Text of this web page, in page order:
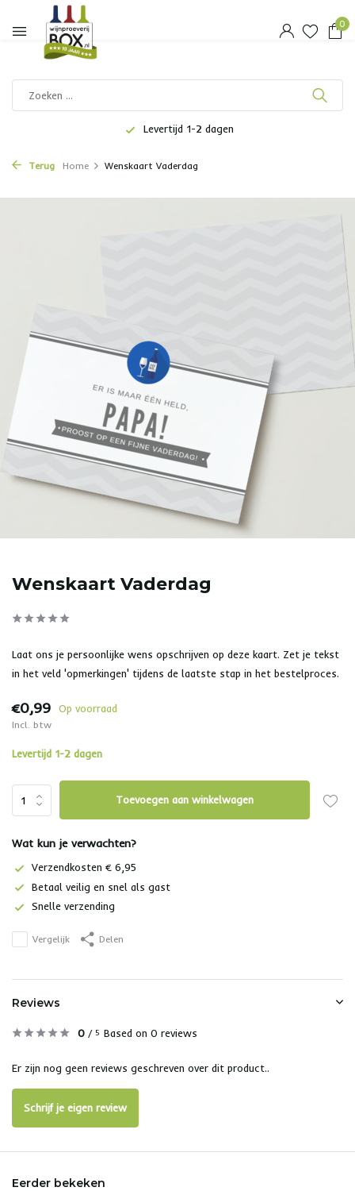
0
Levertijd 1-2 dagen
Terug Home Wenskaart Vaderdag
Wenskaart Vaderdag
Laat ons je persoonlijke wens opschrijven op deze kaart. Zet je tekst
in het veld 'opmerkingen' tijdens de laatste stap in het bestelproces.
€0,99 Op voorraad
Incl. btw
Levertijd 1-2 dagen
Toevoegen aan winkelwagen
Wat kun je verwachten?
Verzendkosten € 6,95
Betaal veilig en snel als gast
Snelle verzending
Vergelijk Delen
Reviews
0 / 5 Based on 0 reviews
Er zijn nog geen reviews geschreven over dit product..
Schrijf je eigen review
Eerder bekeken